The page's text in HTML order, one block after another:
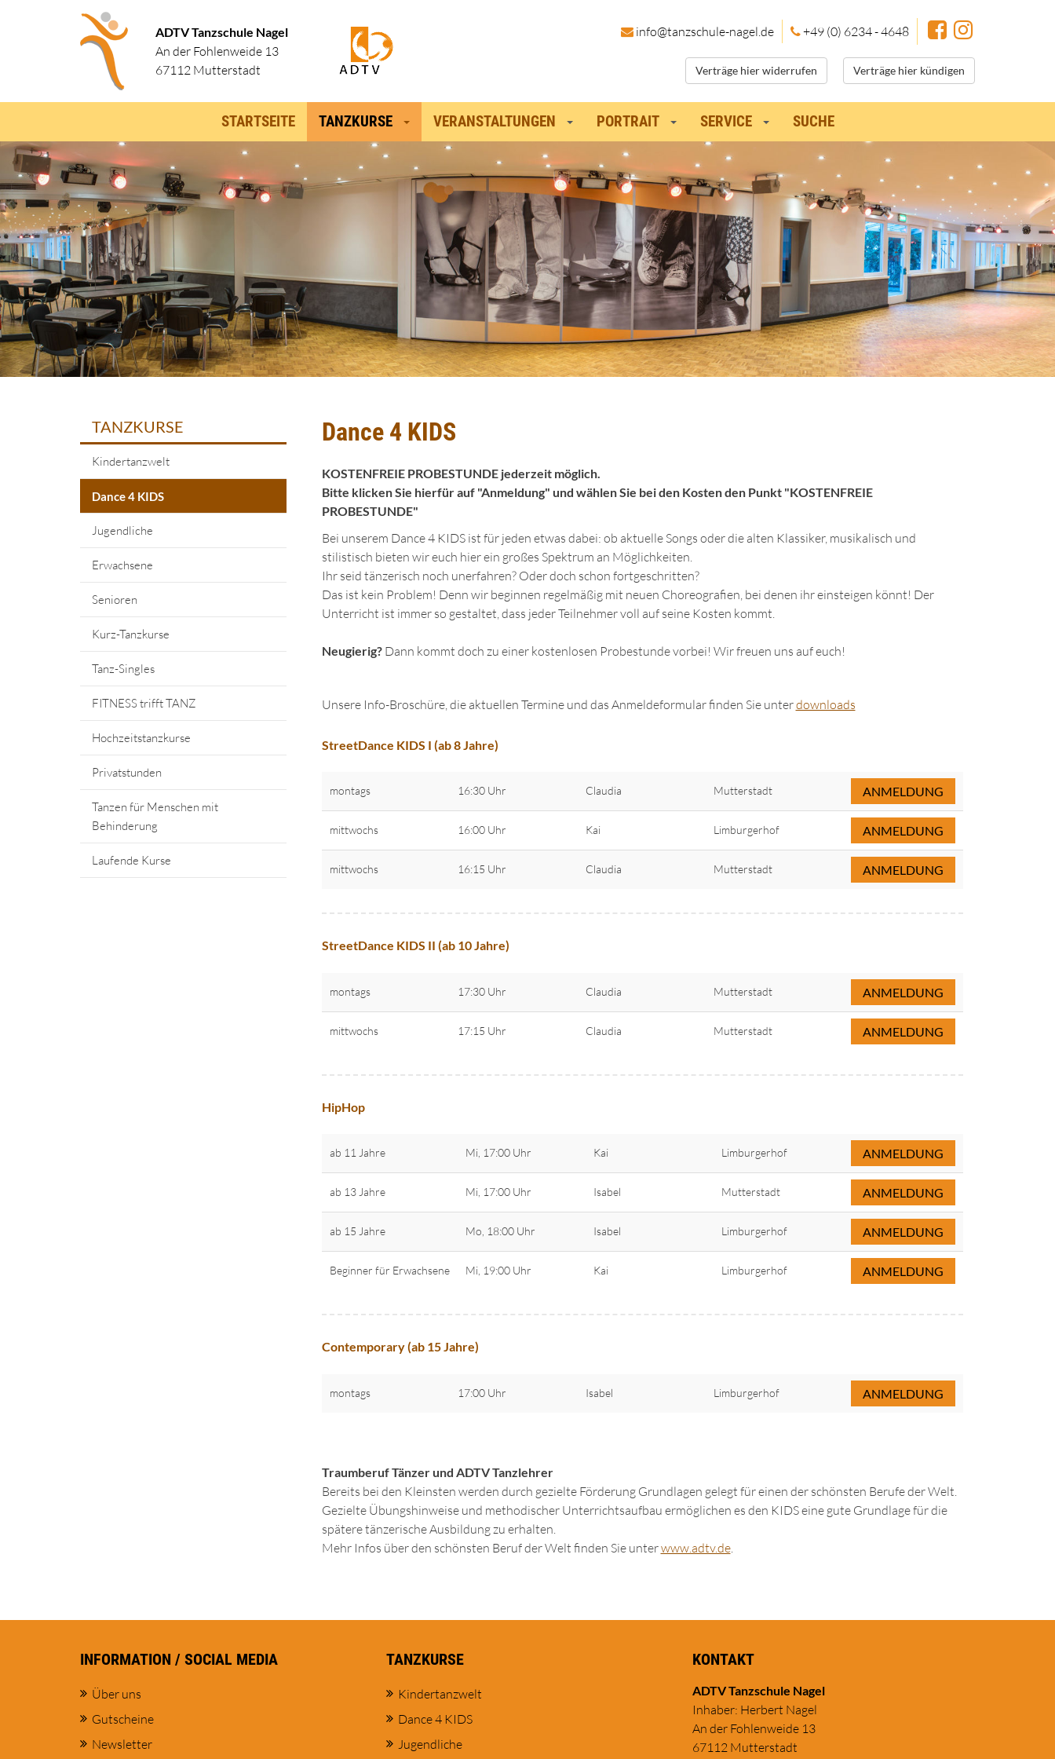
ADTV Tanzschule Nagel
An der Fohlenweide 13
67112 Mutterstadt
info@tanzschule-nagel.de +49 (0) 6234 - 4648
Verträge hier widerrufen Verträge hier kündigen
STARTSEITE TANZKURSE VERANSTALTUNGEN PORTRAIT SERVICE SUCHE
Dance 4 KIDS
KOSTENFREIE PROBESTUNDE jederzeit möglich.
Bitte klicken Sie hierfür auf "Anmeldung" und wählen Sie bei den Kosten den Punkt "KOSTENFREIE
PROBESTUNDE"
Bei unserem Dance 4 KIDS ist für jeden etwas dabei: ob aktuelle Songs oder die alten Klassiker, musikalisch und
stilistisch bieten wir euch hier ein großes Spektrum an Möglichkeiten.
Ihr seid tänzerisch noch unerfahren? Oder doch schon fortgeschritten?
Das ist kein Problem! Denn wir beginnen regelmäßig mit neuen Choreografien, bei denen ihr einsteigen könnt! Der
Unterricht ist immer so gestaltet, dass jeder Teilnehmer voll auf seine Kosten kommt.
Neugierig?Dann kommt doch zu einer kostenlosen Probestunde vorbei! Wir freuen uns auf euch!
Unsere Info-Broschüre, die aktuellen Termine und das Anmeldeformular finden Sie unterdownloads
StreetDance KIDS I (ab 8 Jahre)
montags 16:30 Uhr Claudia Mutterstadt ANMELDUNG
mittwochs 16:00 Uhr Kai Limburgerhof ANMELDUNG
mittwochs 16:15 Uhr Claudia Mutterstadt ANMELDUNG
StreetDance KIDS II (ab 10 Jahre)
montags 17:30 Uhr Claudia Mutterstadt ANMELDUNG
mittwochs 17:15 Uhr Claudia Mutterstadt ANMELDUNG
HipHop
ab 11 Jahre Mi, 17:00 Uhr Kai Limburgerhof ANMELDUNG
ab 13 Jahre Mi, 17:00 Uhr Isabel Mutterstadt ANMELDUNG
ab 15 Jahre Mo, 18:00 Uhr Isabel Limburgerhof ANMELDUNG
Beginner für Erwachsene Mi, 19:00 Uhr Kai Limburgerhof ANMELDUNG
Contemporary (ab 15 Jahre)
montags 17:00 Uhr Isabel Limburgerhof ANMELDUNG
Traumberuf Tänzer und ADTV Tanzlehrer
Bereits bei den Kleinsten werden durch gezielte Förderung Grundlagen gelegt für einen der schönsten Berufe der Welt.
Gezielte Übungshinweise und methodischer Unterrichtsaufbau ermöglichen es den KIDS eine gute Grundlage für die
spätere tänzerische Ausbildung zu erhalten.
Mehr Infos über den schönsten Beruf der Welt finden Sie unterwww.adtv.de.
TANZKURSE
Kindertanzwelt
Dance 4 KIDS
Jugendliche
Erwachsene
Senioren
Kurz-Tanzkurse
Tanz-Singles
FITNESS trifft TANZ
Hochzeitstanzkurse
Privatstunden
Tanzen für Menschen mit
Behinderung
Laufende Kurse
INFORMATION / SOCIAL MEDIA
Über uns
Gutscheine
Newsletter
TANZKURSE
Kindertanzwelt
Dance 4 KIDS
Jugendliche
KONTAKT
ADTV Tanzschule Nagel
Inhaber: Herbert Nagel
An der Fohlenweide 13
67112 Mutterstadt